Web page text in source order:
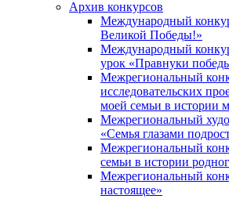
Архив конкурсов
Международный
Великой Победы!»
Международный
урок «Правнуки
Межрегиональный
исследовательских
моей семьи в истории
Межрегиональный
«Семья глазами
Межрегиональный
семьи в истории
Межрегиональный
настоящее»